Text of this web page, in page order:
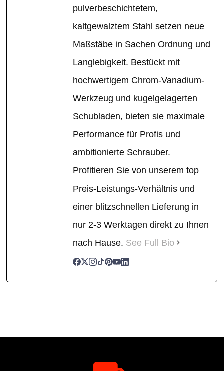
pulverbeschichtetem,
kaltgewalztem Stahl setzen neue
Maßstäbe in Sachen Ordnung und
Langlebigkeit. Bestückt mit
hochwertigem Chrom-Vanadium-
Werkzeug und kugelgelagerten
Schubladen, bieten sie maximale
Performance für Profis und
ambitionierte Schrauber.
Profitieren Sie von unserem top
Preis-Leistungs-Verhältnis und
einer blitzschnellen Lieferung in
nur 2-3 Werktagen direkt zu Ihnen
nach Hause. See Full Bio